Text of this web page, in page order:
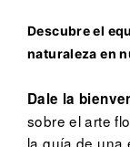
Descubre el
naturaleza en
Dale la
sobre el arte
la guía de una